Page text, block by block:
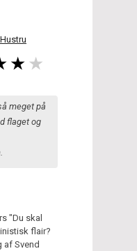
meget på
flaget og
"Du skal
flair?
af Svend